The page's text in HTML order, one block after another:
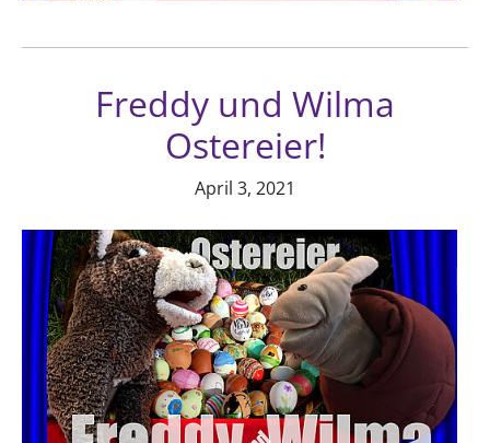
Freddy und Wilma
Ostereier!
April 3, 2021